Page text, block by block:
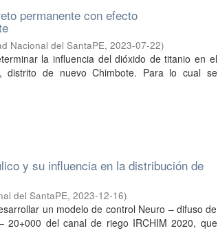
permanente con efecto
Nacional del SantaPE,2023-07-22)
la influencia del dióxido de titanio en el
distrito de nuevo Chimbote. Para lo cual se
y su influencia en la distribución de
del SantaPE,2023-12-16)
un modelo de control Neuro – difuso de
del canal de riego IRCHIM 2020, que